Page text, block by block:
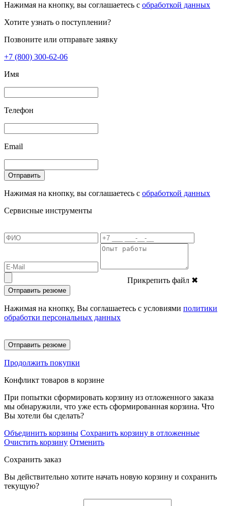
Нажимая на кнопку, вы соглашаетесь с обработкой данных
Хотите узнать о поступлении?
Позвоните или отправьте заявку
+7 (800) 300-62-06
Имя
Телефон
Email
Отправить
Нажимая на кнопку, вы соглашаетесь с обработкой данных
Сервисные инструменты
Прикрепить файл ✖
Отправить резюме
Нажимая на кнопку, Вы соглашаетесь с условиями политики
обработки персональных данных
Отправить резюме
Продолжить покупки
Конфликт товаров в корзине
При попытки сформировать корзину из отложенного заказа
мы обнаружили, что уже есть сформированная корзина. Что
Вы хотели бы сделать?
Объединить корзины Сохранить корзину в отложенные
Очистить корзину Отменить
Сохранить заказ
Вы действительно хотите начать новую корзину и сохранить
текущую?